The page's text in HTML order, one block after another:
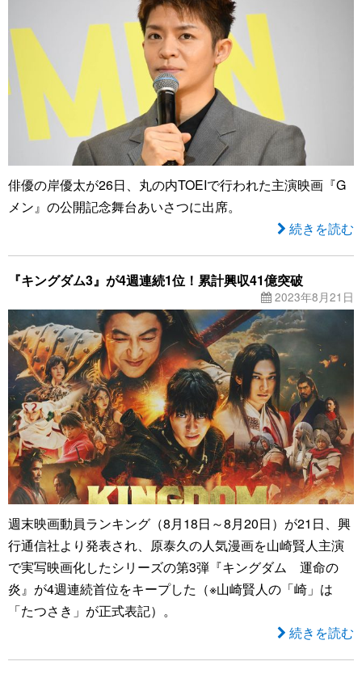
俳優の岸優太が26日、丸の内TOEIで行われた主演映画『G
メン』の公開記念舞台あいさつに出席。
続きを読む
『キングダム3』が4週連続1位！累計興収41億突破
2023年8月21日
週末映画動員ランキング（8月18日～8月20日）が21日、興
行通信社より発表され、原泰久の人気漫画を山崎賢人主演
で実写映画化したシリーズの第3弾『キングダム 運命の
炎』が4週連続首位をキープした（※山崎賢人の「崎」は
「たつさき」が正式表記）。
続きを読む